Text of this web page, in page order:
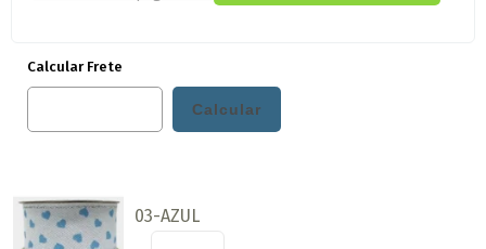
Calcular Frete
03-AZUL